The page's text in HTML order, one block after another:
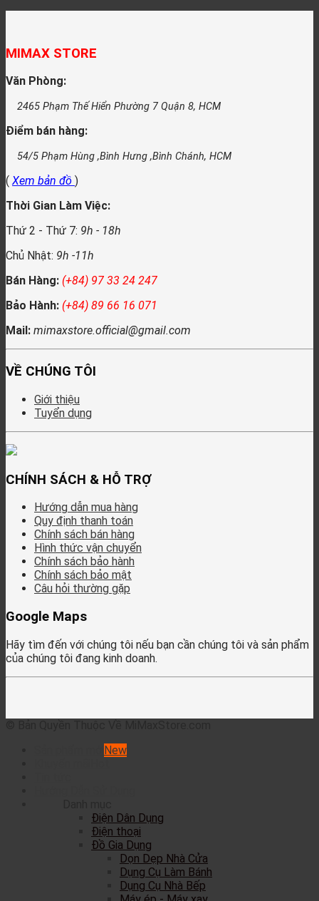
MIMAX STORE
Văn Phòng:
2465 Phạm Thế Hiển Phường 7 Quận 8, HCM
Điểm bán hàng:
54/5 Phạm Hùng ,Bình Hưng ,Bình Chánh, HCM
( Xem bản đồ )
Thời Gian Làm Việc:
Thứ 2 - Thứ 7: 9h - 18h
Chủ Nhật: 9h -11h
Bán Hàng: (+84) 97 33 24 247
Bảo Hành: (+84) 89 66 16 071
Mail: mimaxstore.official@gmail.com
VỀ CHÚNG TÔI
Giới thiệu
Tuyển dụng
CHÍNH SÁCH & HỖ TRỢ
Hướng dẫn mua hàng
Quy định thanh toán
Chính sách bán hàng
Hình thức vận chuyển
Chính sách bảo hành
Chính sách bảo mật
Câu hỏi thường gặp
Google Maps
Hãy tìm đến với chúng tôi nếu bạn cần chúng tôi và sản phẩm
của chúng tôi đang kinh doanh.
Điện Dân Dụng
Điện thoại
Đồ Gia Dụng
Dọn Dẹp Nhà Cửa
Dụng Cụ Làm Bánh
Dụng Cụ Nhà Bếp